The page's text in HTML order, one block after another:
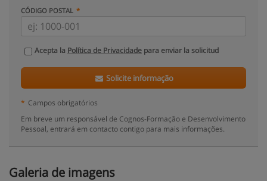
CÓDIGO POSTAL
Acepta la Política de Privacidade para enviar la solicitud
Solicite informação
* Campos obrigatórios
Em breve um responsável de Cognos-Formação e Desenvolvimento
Pessoal, entrará em contacto contigo para mais informações.
Galeria de imagens